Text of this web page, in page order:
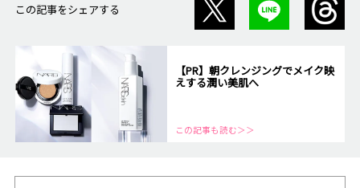
この記事をシェアする
【PR】朝クレンジングでメイク映
えする潤い美肌へ
この記事も読む＞＞